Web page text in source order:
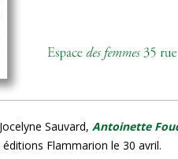
Sauvard, Antoinette
Flammarion le 30 avril.